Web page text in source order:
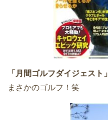
「月間ゴルフダイジェスト」
まさかのゴルフ！笑